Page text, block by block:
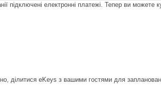
підключені електронні платежі. Тепер ви можете
ділитися eKeys з вашими гостями для